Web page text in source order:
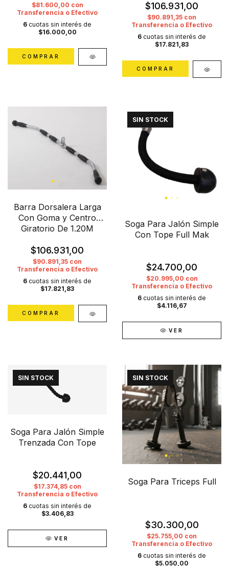
$81.600,00 con
Transferencia o Efectivo
6 cuotas sin interés de
$16.000,00
$106.931,00
$90.891,35 con
Transferencia o Efectivo
6 cuotas sin interés de
$17.821,83
Barra Dorsalera Larga
Con Goma y Centro
Giratorio De 1.20M
$106.931,00
$90.891,35 con
Transferencia o Efectivo
6 cuotas sin interés de
$17.821,83
SIN STOCK
Soga Para Jalón Simple
Con Tope Full Mak
$24.700,00
$20.995,00 con
Transferencia o Efectivo
6 cuotas sin interés de
$4.116,67
VER
SIN STOCK
Soga Para Jalón Simple
Trenzada Con Tope
$20.441,00
$17.374,85 con
Transferencia o Efectivo
6 cuotas sin interés de
$3.406,83
VER
SIN STOCK
Soga Para Triceps Full
$30.300,00
$25.755,00 con
Transferencia o Efectivo
6 cuotas sin interés de
$5.050,00